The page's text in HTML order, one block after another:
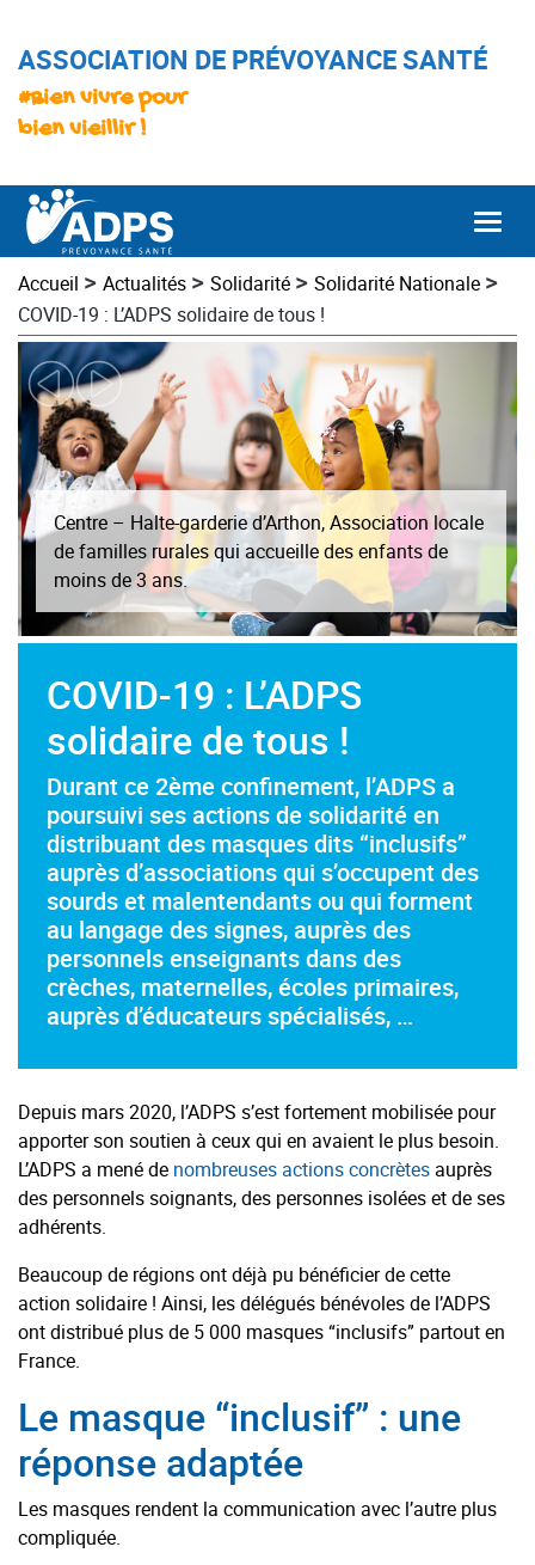
ASSOCIATION DE PRÉVOYANCE SANTÉ
#Bien vivre pour
bien vieillir !
Accueil > Actualités > Solidarité > Solidarité Nationale >
COVID-19 : L’ADPS solidaire de tous !
Centre – Halte-garderie d’Arthon, Association locale
de familles rurales qui accueille des enfants de
moins de 3 ans.
COVID-19 : L’ADPS
solidaire de tous !
Durant ce 2ème confinement, l’ADPS a
poursuivi ses actions de solidarité en
distribuant des masques dits “inclusifs”
auprès d’associations qui s’occupent des
sourds et malentendants ou qui forment
au langage des signes, auprès des
personnels enseignants dans des
crèches, maternelles, écoles primaires,
auprès d’éducateurs spécialisés, …
Depuis mars 2020, l’ADPS s’est fortement mobilisée pour
apporter son soutien à ceux qui en avaient le plus besoin.
L’ADPS a mené de nombreuses actions concrètes auprès
des personnels soignants, des personnes isolées et de ses
adhérents.
Beaucoup de régions ont déjà pu bénéficier de cette
action solidaire ! Ainsi, les délégués bénévoles de l’ADPS
ont distribué plus de 5 000 masques “inclusifs” partout en
France.
Le masque “inclusif” : une
réponse adaptée
Les masques rendent la communication avec l’autre plus
compliquée.